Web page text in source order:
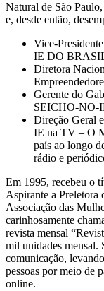
Natural de São
e, desde então,
Vice-
IE DO
Diretora
Gerente do
SEICHO-NO-
Direção Geral
IE na TV – O
país ao longo
rádio e
Em 1995, recebeu o
Aspirante a Preletora
Associação das
carinhosamente
revista mensal
mil unidades mensal.
comunicação,
pessoas por meio de
online.